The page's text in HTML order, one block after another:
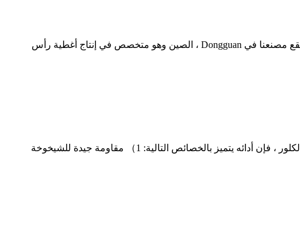
نحن مصنعون محترفون لغطاء الثلج الهلامي القابل لإعادة الاستخدام لغطاء رأس الضغط البارد لتخفيف الصداع النصفي.يقع مصنعنا في Dongguan ، الصين وهو متخصص في إنتاج أغطية رأس
النيوبرين له بنية منتظمة واستطالة بلورية.يتمتع المطاط النقي بقوة شد عالية ، ولأن سلسلته الجزيئية تحتوي على ذرات الكلور ، فإن أدائه يتميز بالخصائص التالية: 1） مقاومة جيدة للشيخوخة